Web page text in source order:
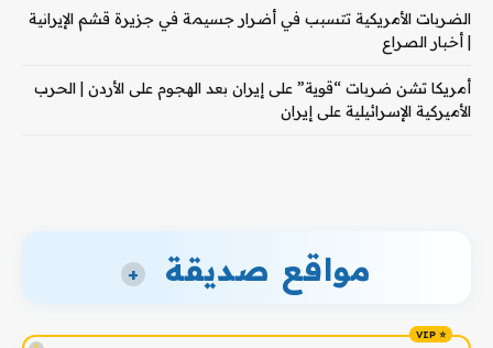
الضربات الأمريكية تتسبب في أضرار جسيمة في جزيرة قشم الإيرانية
| أخبار الصراع
أمريكا تشن ضربات “قوية” على إيران بعد الهجوم على الأردن | الحرب
الأميركية الإسرائيلية على إيران
مواقع صديقة +